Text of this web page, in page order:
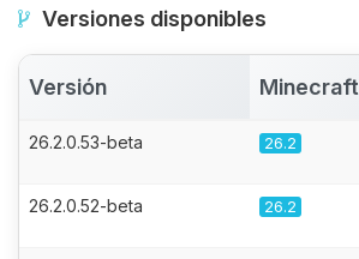
Versiones disponibles
Versión Minecraft
26.2.0.53-beta 26.2
26.2.0.52-beta 26.2